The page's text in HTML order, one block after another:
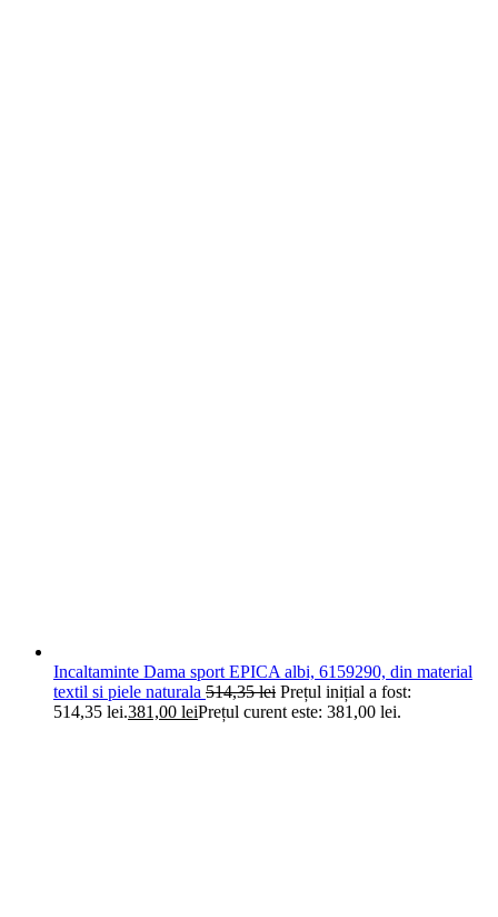
Incaltaminte Dama sport EPICA albi, 6159290, din material
textil si piele naturala 514,35lei Prețul inițial a fost:
514,35 lei.381,00 leiPrețul curent este: 381,00 lei.